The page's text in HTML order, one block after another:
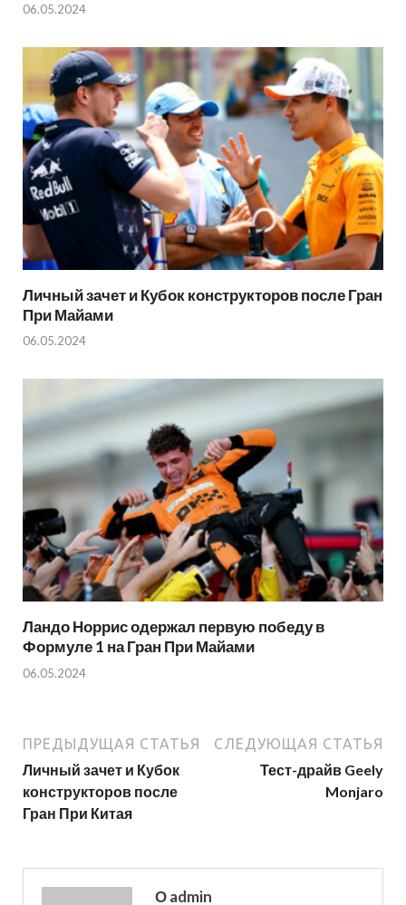
06.05.2024
Личный зачет и Кубок конструкторов после Гран
При Майами
06.05.2024
Ландо Норрис одержал первую победу в
Формуле 1 на Гран При Майами
06.05.2024
ПРЕДЫДУЩАЯ СТАТЬЯ
Личный зачет и Кубок
конструкторов после
Гран При Китая
СЛЕДУЮЩАЯ СТАТЬЯ
Тест-драйв Geely
Monjaro
О admin